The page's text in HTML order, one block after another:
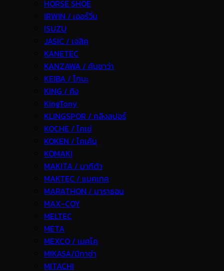
HORSE SHOE
IRWIN / เออร์วิ่น
ISUZU
JASIC / เจสิค
KANETEC
KANZAWA / คันซาว่า
KEIBA / ไกบะ
KING / คิง
KingTony
KLINGSPOR / คลิงสปอร์
KOCHE / โคเช่
KOKEN / โคเค้น
KOMAKI
MAKITA / มากีต้า
MAKTEC / แมคเทค
MARATHON / มาราธอน
MAX-COY
MELTEC
META
MEXCO / เมคโค
MIKASA/มิกาซ่า
MITACHI